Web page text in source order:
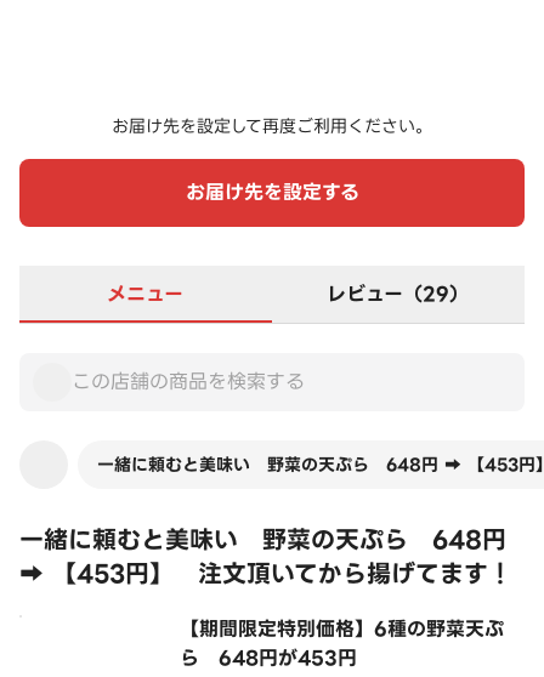
お届け先を設定して再度ご利用ください。
お届け先を設定する
メニュー レビュー（29）
一緒に頼むと美味い 野菜の天ぷら 648円 ➡ 【453円
一緒に頼むと美味い 野菜の天ぷら 648円
➡ 【453円】 注文頂いてから揚げてます！
【期間限定特別価格】6種の野菜天ぷ
ら 648円が453円